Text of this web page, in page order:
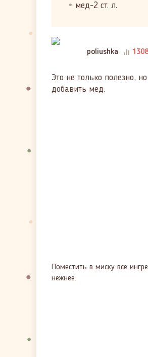
мед-2 ст. л.
poliushka 1308
Это не только полезно,
добавить мед.
Поместить в миску все
нежнее.